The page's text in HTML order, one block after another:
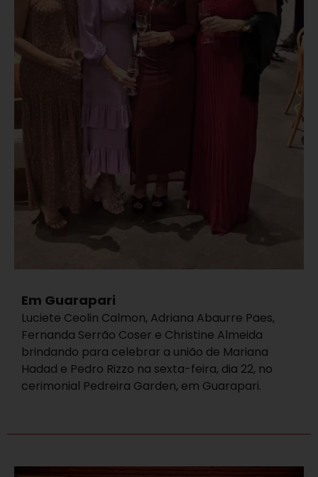
Em Guarapari
Luciete Ceolin Calmon, Adriana Abaurre Paes,
Fernanda Serrão Coser e Christine Almeida
brindando para celebrar a união de Mariana
Hadad e Pedro Rizzo na sexta-feira, dia 22, no
cerimonial Pedreira Garden, em Guarapari.